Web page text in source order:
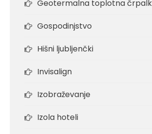
Geotermalna toplotna
Gospodinjstvo
Hišni ljubljenčki
Invisalign
Izobraževanje
Izola hoteli